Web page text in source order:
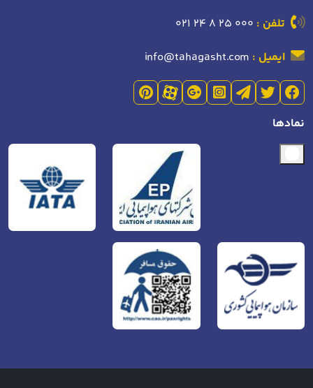
تلفن : 021 24 8 25 000
ایمیل : info@tahagasht.com
نمادها